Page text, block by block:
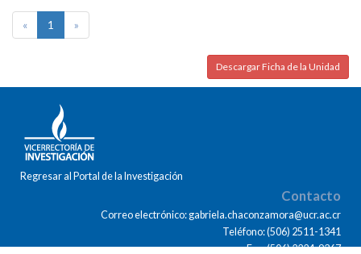
« 1 »
Descargar Ficha de la Unidad
Regresar al Portal de la Investigación
Contacto
Correo electrónico: gabriela.chaconzamora@ucr.ac.cr
Teléfono: (506) 2511-1341
Fax: (506) 2224-9367